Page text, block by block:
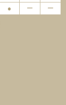
● ー ー